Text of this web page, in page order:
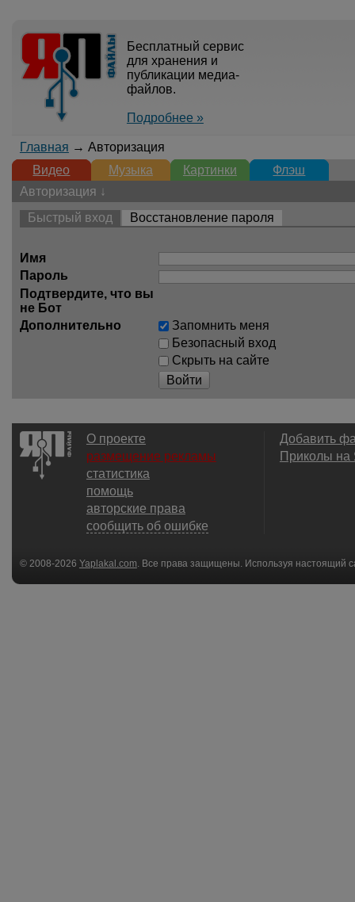
Бесплатный сервис
для хранения и
публикации медиа-
файлов.
Подробнее »
Главная → Авторизация
Видео
Музыка Картинки
Флэш
Авторизация ↓
Быстрый вход
Восстановление пароля
Имя
Пароль
Подтвердите, что вы
не Бот
Дополнительно
Запомнить меня
Безопасный вход
Скрыть на сайте
Войти
О проекте
размещение рекламы
статистика
помощь
авторские права
сообщить об ошибке
Добавить
Приколы
© 2008-2026 Yaplakal.com . Все права защищены. Используя настоящий
соглашения.